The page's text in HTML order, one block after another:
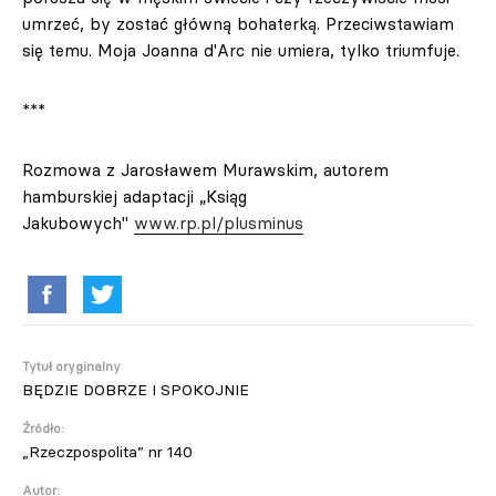
umrzeć, by zostać główną bohaterką. Przeciwstawiam
się temu. Moja Joanna d'Arc nie umiera, tylko triumfuje.
***
Rozmowa z Jarosławem Murawskim, autorem
hamburskiej adaptacji „Ksiąg
Jakubowych" www.rp.pl/plusminus
Tytuł oryginalny
BĘDZIE DOBRZE I SPOKOJNIE
Źródło:
„Rzeczpospolita” nr 140
Autor: